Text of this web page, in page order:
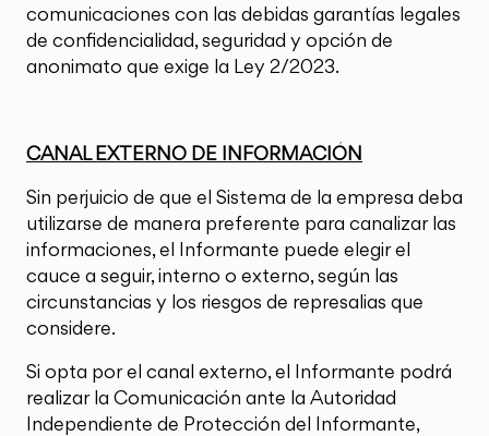
comunicaciones con las debidas garantías legales
de confidencialidad, seguridad y opción de
anonimato que exige la Ley 2/2023.
CANAL EXTERNO DE INFORMACIÓN
Sin perjuicio de que el Sistema de la empresa deba
utilizarse de manera preferente para canalizar las
informaciones, el Informante puede elegir el
cauce a seguir, interno o externo, según las
circunstancias y los riesgos de represalias que
considere.
Si opta por el canal externo, el Informante podrá
realizar la Comunicación ante la Autoridad
Independiente de Protección del Informante,